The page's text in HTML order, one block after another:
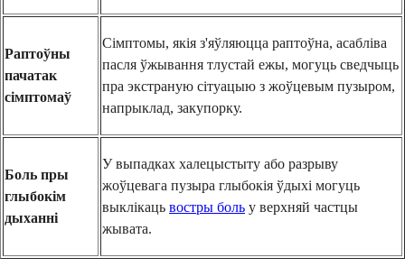
Раптоўны
пачатак
сімптомаў
Сімптомы, якія з'яўляюцца раптоўна, асабліва
пасля ўжывання тлустай ежы, могуць сведчыць
пра экстраную сітуацыю з жоўцевым пузыром,
напрыклад, закупорку.
Боль пры
глыбокім
дыханні
У выпадках халецыстыту або разрыву
жоўцевага пузыра глыбокія ўдыхі могуць
выклікаць востры боль у верхняй частцы
жывата.